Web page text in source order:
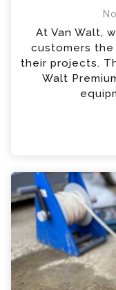
At Van Walt,
customers
their projects.
Walt